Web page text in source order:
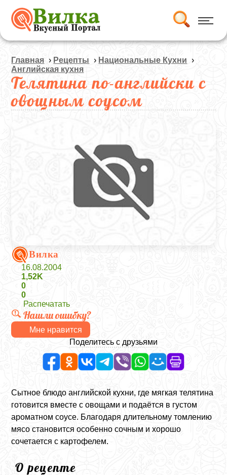
Главная › Рецепты › Национальные Кухни ›
Английская кухня
Телятина по-английски с
овощным соусом
Вилка
16.08.2004
1,52K
0
0
Распечатать
Нашли ошибку?
Мне нравится
Поделитесь с друзьями
Сытное блюдо английской кухни, где мягкая телятина
готовится вместе с овощами и подаётся в густом
ароматном соусе. Благодаря длительному томлению
мясо становится особенно сочным и хорошо
сочетается с картофелем.
О рецепте